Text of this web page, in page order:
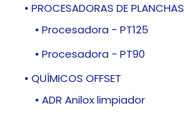
• PROCESADORAS DE PLANCHAS
• Procesadora - PT125
• Procesadora - PT90
• QUÍMICOS OFFSET
• ADR Anilox limpiador